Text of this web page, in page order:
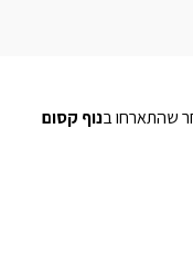
שהתארחו בנוף קסום